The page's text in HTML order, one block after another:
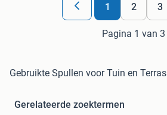
1 2 3
Pagina 1 van 3
Gebruikte Spullen voor Tuin en Terras
Gerelateerde zoektermen